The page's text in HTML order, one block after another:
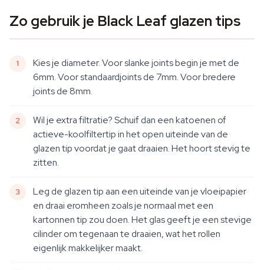
Zo gebruik je Black Leaf glazen tips
Kies je diameter. Voor slanke joints begin je met de
6mm. Voor standaardjoints de 7mm. Voor bredere
joints de 8mm.
Wil je extra filtratie? Schuif dan een katoenen of
actieve-koolfiltertip in het open uiteinde van de
glazen tip voordat je gaat draaien. Het hoort stevig te
zitten.
Leg de glazen tip aan een uiteinde van je vloeipapier
en draai eromheen zoals je normaal met een
kartonnen tip zou doen. Het glas geeft je een stevige
cilinder om tegenaan te draaien, wat het rollen
eigenlijk makkelijker maakt.